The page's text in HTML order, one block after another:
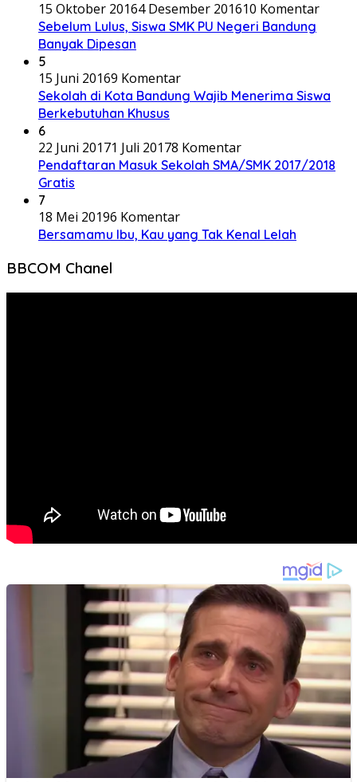
15 Oktober 20164 Desember 201610 Komentar
Sebelum Lulus, Siswa SMK PU Negeri Bandung
Banyak Dipesan
5
15 Juni 20169 Komentar
Sekolah di Kota Bandung Wajib Menerima Siswa
Berkebutuhan Khusus
6
22 Juni 20171 Juli 20178 Komentar
Pendaftaran Masuk Sekolah SMA/SMK 2017/2018
Gratis
7
18 Mei 20196 Komentar
Bersamamu Ibu, Kau yang Tak Kenal Lelah
BBCOM Chanel